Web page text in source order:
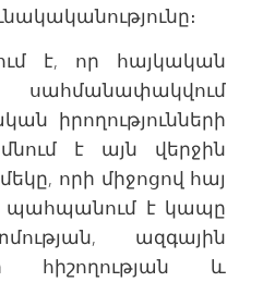
է, որ հայկական
սահմանափակվում
իրողությունների
է այն վերջին
որի միջոցով հայ
պահպանում է կապը
ազգային
հիշողության և